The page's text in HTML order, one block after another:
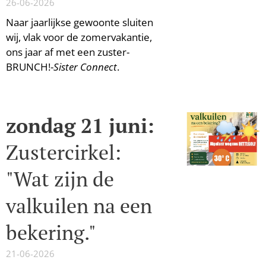
26-06-2026
Naar jaarlijkse gewoonte sluiten
wij, vlak voor de zomervakantie,
ons jaar af met een zuster-
BRUNCH!-Sister Connect.
zondag 21 juni:
Zustercirkel:
"Wat zijn de
valkuilen na een
bekering."
21-06-2026